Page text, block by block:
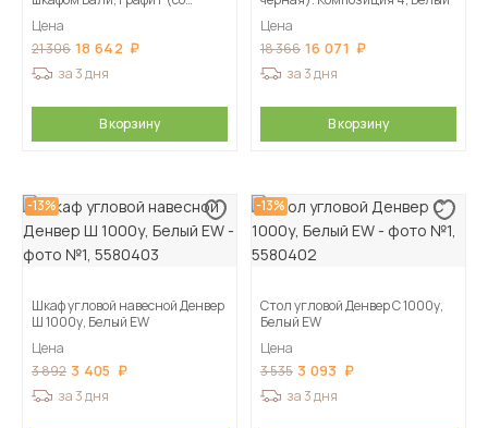
Цена
21 306 18 642
за 3 дня
В корзину
Цена
18 366 16 071
за 3 дня
В корзину
-13%
Шкаф угловой навесной Денвер
Ш 1000у, Белый EW
Цена
3 892 3 405
за 3 дня
-13%
Стол угловой Денвер С 1000у,
Белый EW
Цена
3 535 3 093
за 3 дня